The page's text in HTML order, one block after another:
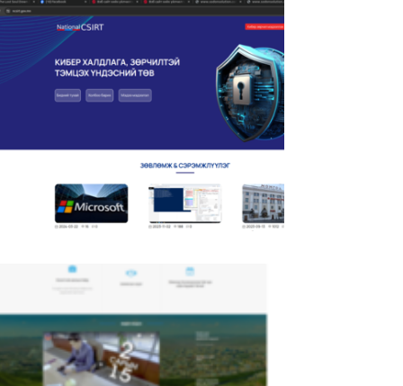
Нийтийн Тээврийн Бодлогын Газар
Кибер Халдлага Зөрчилтэй Тэмцэх
Үндэсний Төв